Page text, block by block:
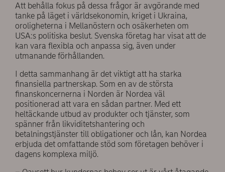
Att behålla fokus på dessa frågor är avgörande med
tanke på läget i världsekonomin, kriget i Ukraina,
oroligheterna i Mellanöstern och osäkerheten om
USA:s politiska beslut. Svenska företag har visat att de
kan vara flexibla och anpassa sig, även under
utmanande förhållanden.
I detta sammanhang är det viktigt att ha starka
finansiella partnerskap. Som en av de största
finanskoncernerna i Norden är Nordea väl
positionerad att vara en sådan partner. Med ett
heltäckande utbud av produkter och tjänster, som
spänner från likviditetshantering och
betalningstjänster till obligationer och lån, kan Nordea
erbjuda det omfattande stöd som företagen behöver i
dagens komplexa miljö.